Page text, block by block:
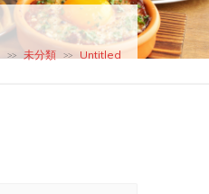
>> 未分類 >> Untitled